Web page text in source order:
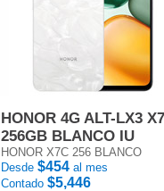
HONOR 4G ALT-LX3
256GB BLANCO IU
HONOR X7C 256 BLANCO
Desde $454 al mes
Contado $5,446